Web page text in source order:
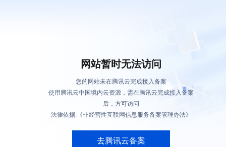
网站暂时无法访问
您的网站未在腾讯云完成接入备案
使用腾讯云中国境内云资源，需在腾讯云完成接入备案
后，方可访问
法律依据:《非经营性互联网信息服务备案管理办法》
去腾讯云备案